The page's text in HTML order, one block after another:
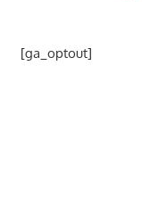
[ga_optout]